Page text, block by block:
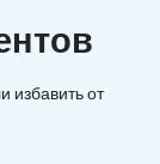
избавить от